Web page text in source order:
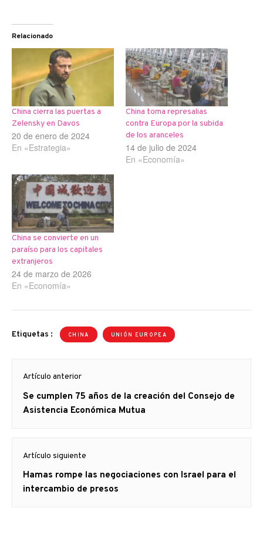
Relacionado
China cierra las puertas a
Zelensky en Davos
20 de enero de 2024
En «Estrategia»
China toma represalias
contra Europa por la subida
de los aranceles
14 de julio de 2024
En «Economía»
China se convierte en un
paraíso para los capitales
extranjeros
24 de marzo de 2026
En «Economía»
Etiquetas : CHINA UNIÓN EUROPEA
de
entradas
Artículo anterior
Artículo
anterior
Se cumplen 75 años de la creación del Consejo de
Asistencia Económica Mutua
Artículo siguiente
Artículo
siguiente:
Hamas rompe las negociaciones con Israel para el
intercambio de presos